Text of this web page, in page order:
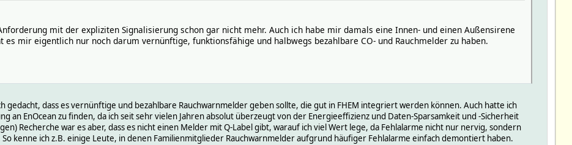
mit der expliziten Signalisierung schon gar nicht mehr. Auch ich habe mir damals eine Innen- und einen Außensirene
mir eigentlich nur noch darum vernünftige, funktionsfähige und halbwegs bezahlbare CO- und Rauchmelder zu haben.
gedacht, dass es vernünftige und bezahlbare Rauchwarnmelder geben sollte, die gut in FHEM integriert werden können. Auch hatte ich
an EnOcean zu finden, da ich seit sehr vielen Jahren absolut überzeugt von der Energieeffizienz und Daten-Sparsamkeit und -Sicherheit
Recherche war es aber, dass es nicht einen Melder mit Q-Label gibt, warauf ich viel Wert lege, da Fehlalarme nicht nur nervig, sondern
kenne ich z.B. einige Leute, in denen Familienmitglieder Rauchwarnmelder aufgrund häufiger Fehlalarme einfach demontiert haben.